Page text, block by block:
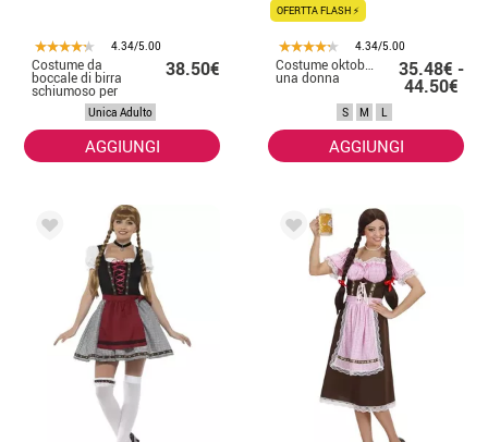
4.34/5.00
Costume da
boccale di birra
schiumoso per
38.50€
Unica Adulto
AGGIUNGI
OFERTTA FLASH ⚡
4.34/5.00
Costume oktoberfest per
una donna 35.48€ -
44.50€
S M L
AGGIUNGI